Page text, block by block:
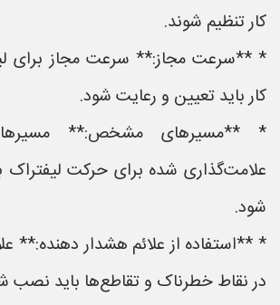
کار تنظیم شوند.
* **سرعت مجاز:** سرعت مجاز برای
کار باید تعیین و رعایت شود.
* **مسیرهای مشخص:**
علامت‌گذاری شده برای حرکت لیفتراک
شود.
* **استفاده از علائم هشدار دهنده:**
در نقاط خطرناک و تقاطع‌ها باید نصب